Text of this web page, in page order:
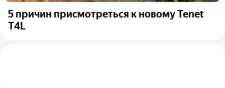
5 причин присмотреться к новому Tenet
T4L